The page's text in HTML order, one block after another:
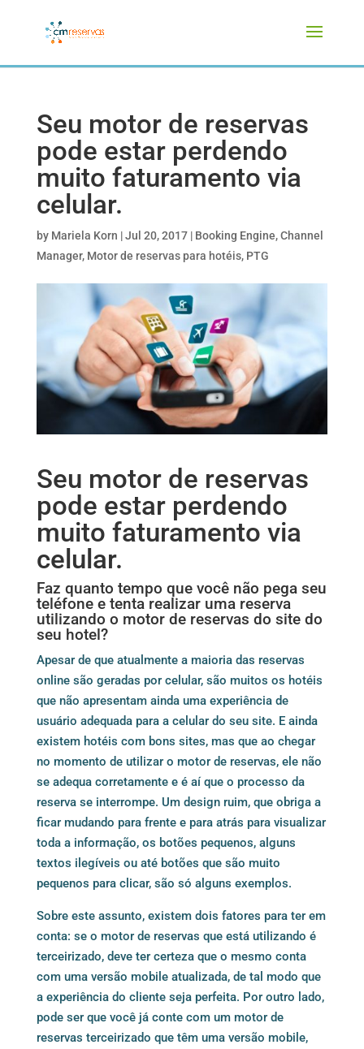
Seu motor de reservas
pode estar perdendo
muito faturamento via
celular.
by Mariela Korn |Jul 20, 2017| Booking Engine,Channel
Manager, Motor de reservas para hotéis, PTG
Seu motor de reservas
pode estar perdendo
muito faturamento via
celular.
Faz quanto tempo que você não pega seu
teléfone e tenta realizar uma reserva
utilizando o motor de reservas do site do
seu hotel?
Apesar de que atualmente a maioria das reservas
online são geradas por celular, são muitos os hotéis
que não apresentam ainda uma experiência de
usuário adequada para a celular do seu site. E ainda
existem hotéis com bons sites, mas que ao chegar
no momento de utilizar o motor de reservas, ele não
se adequa corretamente e é aí que o processo da
reserva se interrompe. Um design ruim, que obriga a
ficar mudando para frente e para atrás para visualizar
toda a informação, os botões pequenos, alguns
textos ilegíveis ou até botões que são muito
pequenos para clicar, são só alguns exemplos.
Sobre este assunto, existem dois fatores para ter em
conta: se o motor de reservas que está utilizando é
terceirizado, deve ter certeza que o mesmo conta
com uma versão mobile atualizada, de tal modo que
a experiência do cliente seja perfeita. Por outro lado,
pode ser que você já conte com um motor de
reservas terceirizado que têm uma versão mobile,